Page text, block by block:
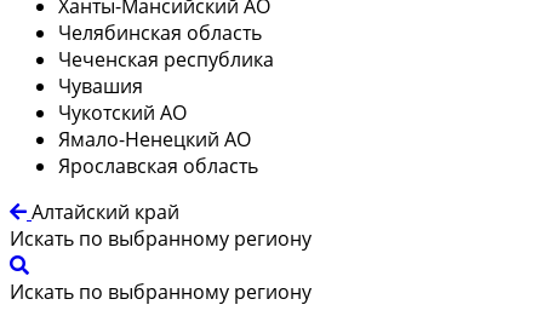
Ханты-Мансийский АО
Челябинская область
Чеченская республика
Чувашия
Чукотский АО
Ямало-Ненецкий АО
Ярославская область
Алтайский край
Искать по выбранному региону
Искать по выбранному региону